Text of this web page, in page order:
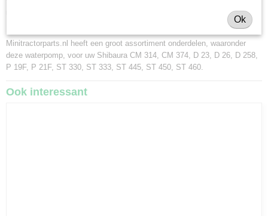
Minitractorparts.nl heeft een groot assortiment onderdelen, waaronder
deze waterpomp, voor uw Shibaura CM 314, CM 374, D 23, D 26, D 258,
P 19F, P 21F, ST 330, ST 333, ST 445, ST 450, ST 460.
Ook interessant
Ok